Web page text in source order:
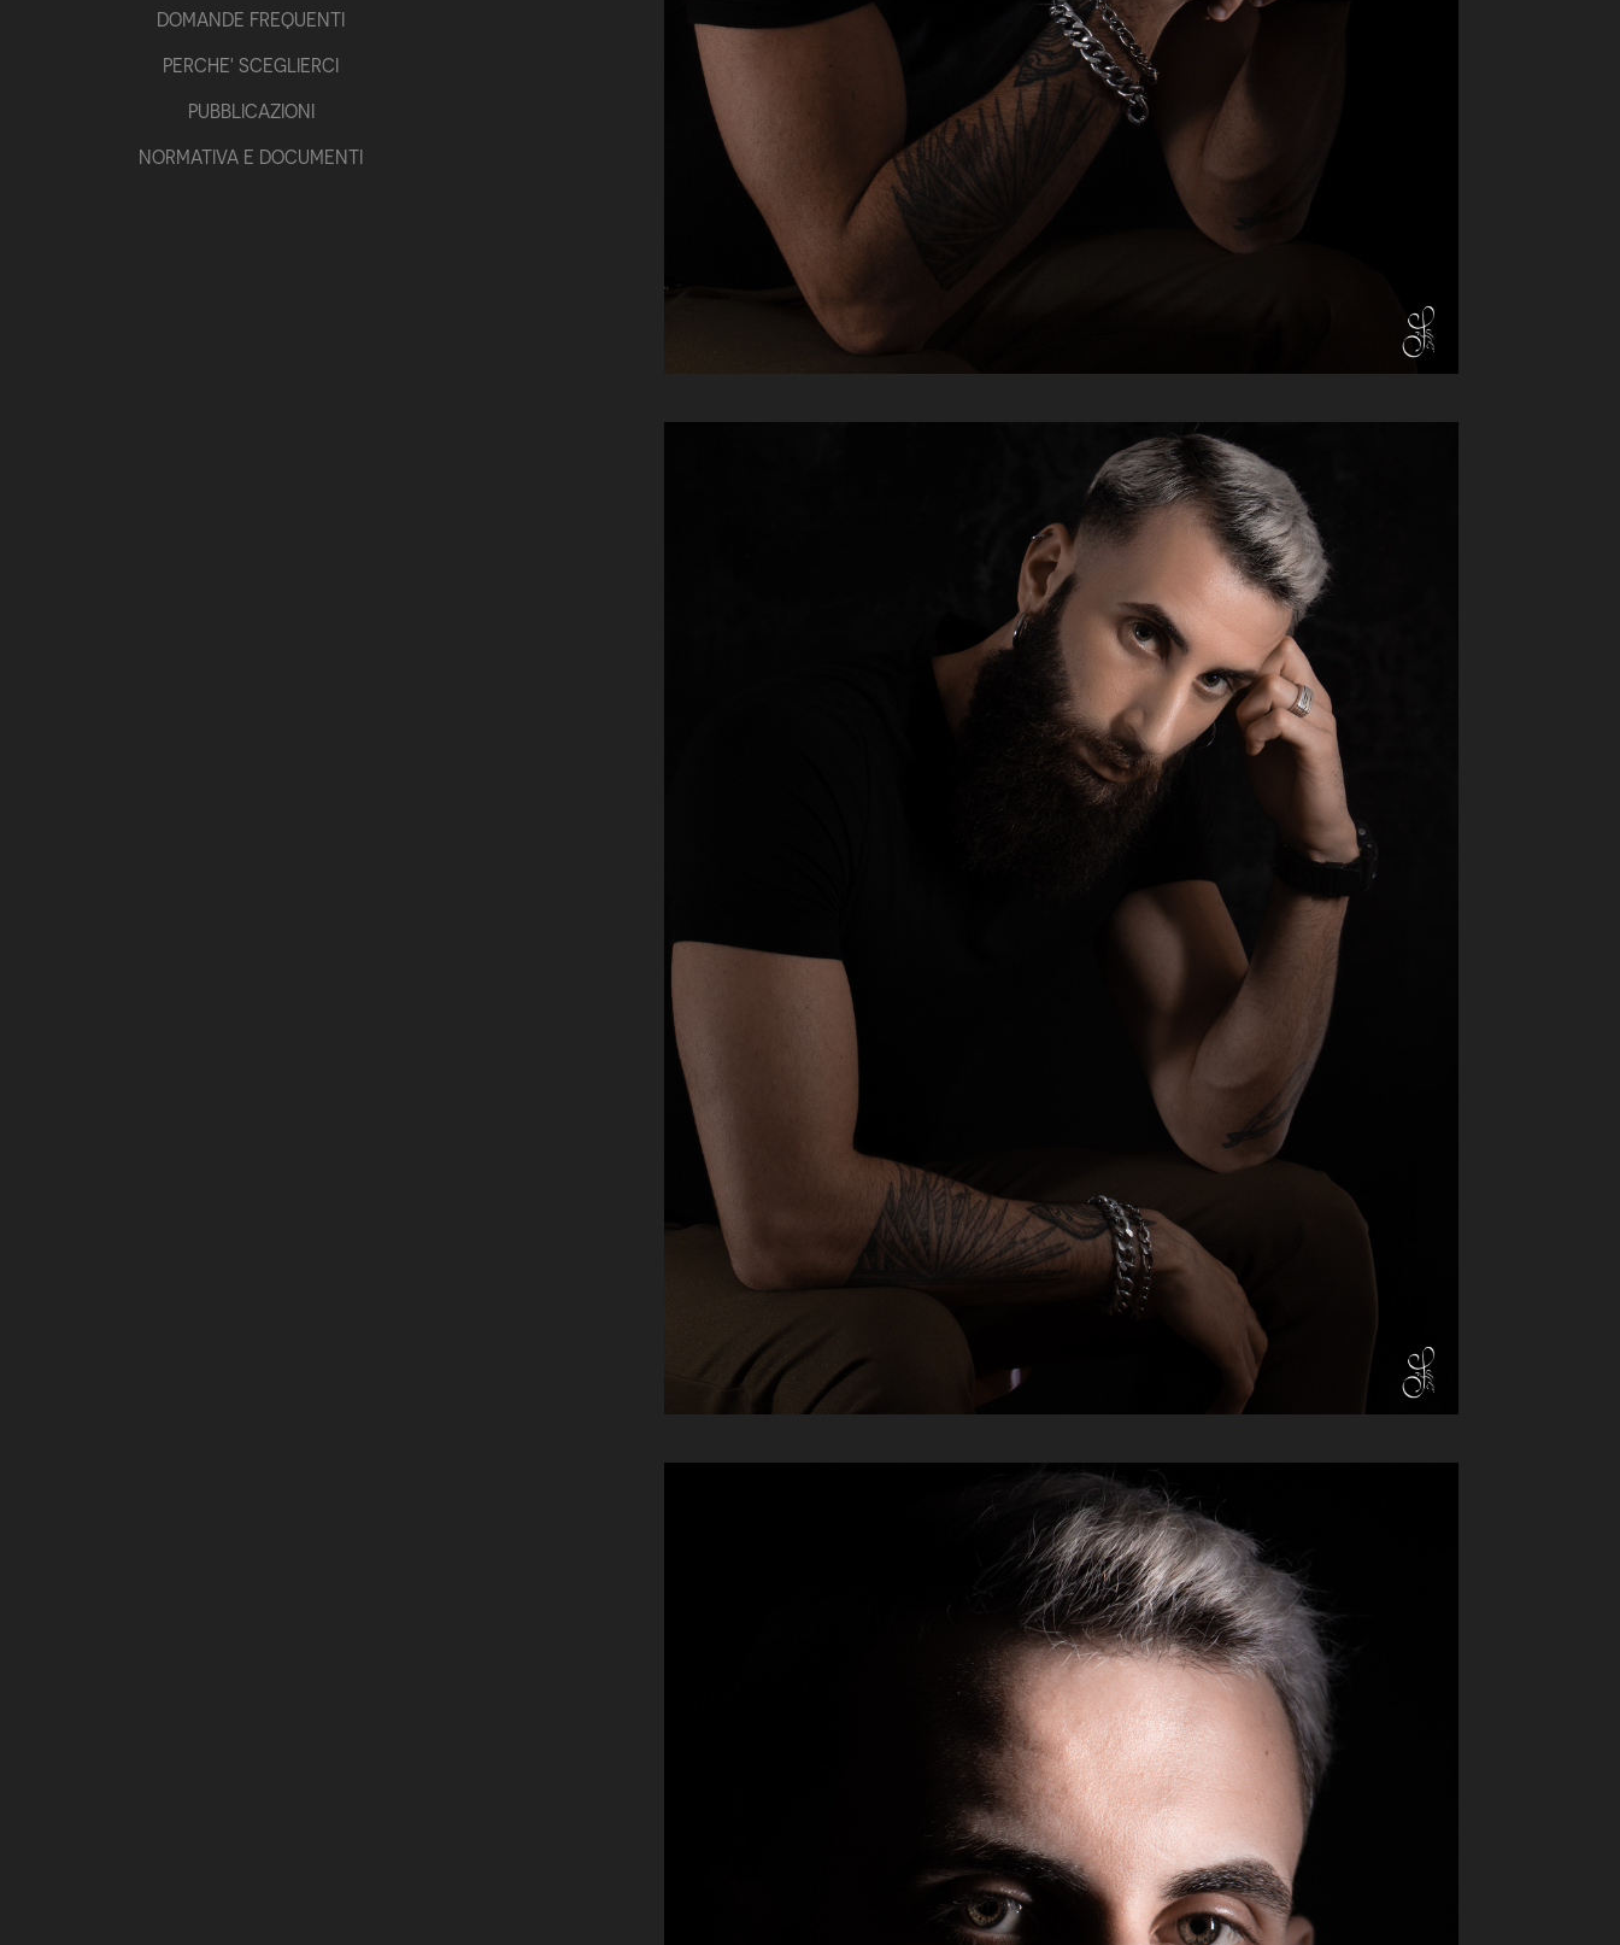
DOMANDE FREQUENTI
PERCHE' SCEGLIERCI
PUBBLICAZIONI
NORMATIVA E DOCUMENTI